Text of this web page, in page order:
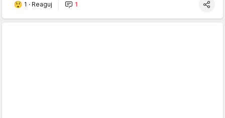
1 · Reaguj 1